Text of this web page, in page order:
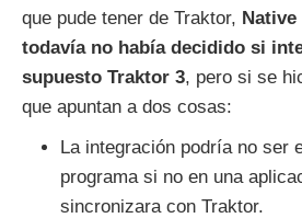
que pude tener de Traktor,
todavía no había decidido si
supuesto Traktor 3, pero si se
que apuntan a dos cosas:
La integración podría no ser
programa si no en una
sincronizara con Traktor.